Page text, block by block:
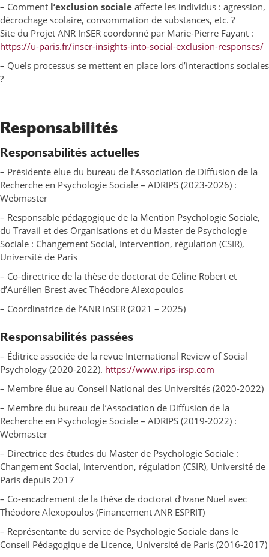
– Comment l’exclusion sociale affecte les individus : agression,
décrochage scolaire, consommation de substances, etc. ?
Site du Projet ANR InSER coordonné par Marie-Pierre Fayant :
https://u-paris.fr/inser-insights-into-social-exclusion-responses/
– Quels processus se mettent en place lors d’interactions sociales
?
Responsabilités
Responsabilités actuelles
– Présidente élue du bureau de l’Association de Diffusion de la
Recherche en Psychologie Sociale – ADRIPS (2023-2026) :
Webmaster
– Responsable pédagogique de la Mention Psychologie Sociale,
du Travail et des Organisations et du Master de Psychologie
Sociale : Changement Social, Intervention, régulation (CSIR),
Université de Paris
– Co-directrice de la thèse de doctorat de Céline Robert et
d’Aurélien Brest avec Théodore Alexopoulos
– Coordinatrice de l’ANR InSER (2021 – 2025)
Responsabilités passées
– Éditrice associée de la revue International Review of Social
Psychology (2020-2022). https://www.rips-irsp.com
– Membre élue au Conseil National des Universités (2020-2022)
– Membre du bureau de l’Association de Diffusion de la
Recherche en Psychologie Sociale – ADRIPS (2019-2022) :
Webmaster
– Directrice des études du Master de Psychologie Sociale :
Changement Social, Intervention, régulation (CSIR), Université de
Paris depuis 2017
– Co-encadrement de la thèse de doctorat d’Ivane Nuel avec
Théodore Alexopoulos (Financement ANR ESPRIT)
– Représentante du service de Psychologie Sociale dans le
Conseil Pédagogique de Licence, Université de Paris (2016-2017)